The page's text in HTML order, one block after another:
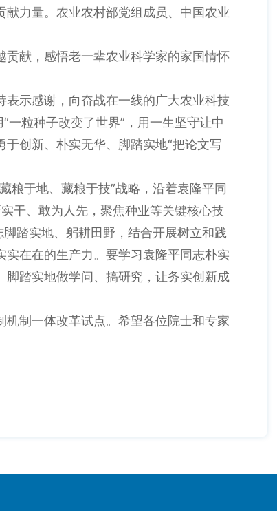
力量。农业农村部党组成员、中国农业
献，感悟老一辈农业科学家的家国情怀
示感谢，向奋战在一线的广大农业科技
一粒种子改变了世界”，用一生坚守让中
创新、朴实无华、脚踏实地“把论文写
于地、藏粮于技”战略，沿着袁隆平同
干、敢为人先，聚焦种业等关键核心技
踏实地、躬耕田野，结合开展树立和践
在在的生产力。要学习袁隆平同志朴实
踏实地做学问、搞研究，让务实创新成
制一体改革试点。希望各位院士和专家